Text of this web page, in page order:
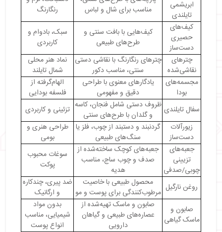
ابریشمی
تایلندی
مناسب برای شال و لباس
رنگارنگ
کیف‌های
حصیری
دست‌ساز
کیف‌هایی با بافت سنتی و
طرح‌های طبیعی
سبک، بادوام و
کاربردی
چترهای
نقاشی‌شده
چترهای رنگارنگ با نقاشی دستی
سنتی، مناسب دکور
نماد هنر محلی
شمال تایلند
مجسمه‌های
بودا
یادگارهای معنوی با طراحی
دقیق و مفهومی
الهام‌گرفته از
فلسفه بودایی
سفال تایلندی ظروف دستی شامل فنجان، کاسه
و گلدان با طرح‌های سنتی
تزئینی و کاربردی
زیورآلات
دست‌ساز
گردنبند و دستبند از چوب، فلز یا
سنگ‌های طبیعی
طراحی هنری و
بومی
جعبه‌های
تزیینی
چوبی/صدفی
جعبه‌های کوچک ساخته‌شده از
صدف و چوب ساج، مناسب
هدیه
سوغات محبوب
پوکت
روغن نارگیل
محصول طبیعی با خاصیت
مرطوب‌کنندگی برای پوست و مو
ضد پیری، چندکاره
و ارگانیک
صابون و
ماسک گیاهی
صابون و ماسک تهیه‌شده از
عصاره‌های طبیعی و گیاهان
دارویی
بدون مواد
شیمیایی، مناسب
انواع پوست